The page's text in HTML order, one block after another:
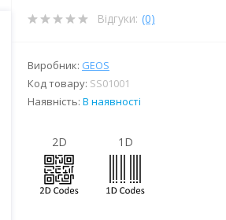
Відгуки: (0)
Виробник: GEOS
Код товару: SS01001
Наявність: В наявності
2D 1D